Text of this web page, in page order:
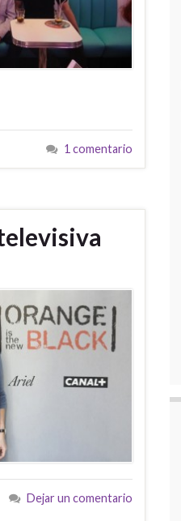
1 comentario
Dejar un comentario